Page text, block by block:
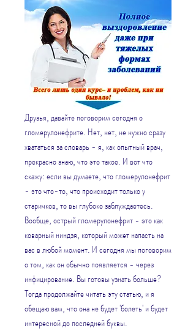
Друзья, давайте поговорим сегодня о
гломерулонефрите. Нет, нет, не нужно сразу
хвататься за словарь - я, как опытный врач,
прекрасно знаю, что это такое. И вот что
скажу: если вы думаете, что гломерулонефрит
- это что-то, что происходит только у
старичков, то вы глубоко заблуждаетесь.
Вообще, острый гломерулонефрит - это как
коварный ниндзя, который может напасть на
вас в любой момент. И сегодня мы поговорим
о том, как он обычно появляется - через
инфицирование. Вы готовы узнать больше?
Тогда продолжайте читать эту статью, и я
обещаю вам, что она не будет 'болеть' и будет
интересной до последней буквы.